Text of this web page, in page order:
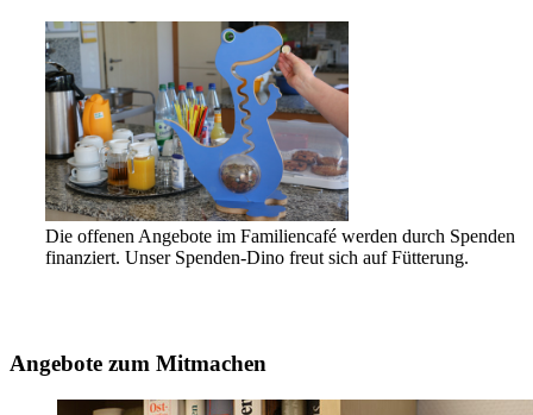
Die offenen Angebote im Familiencafé werden durch Spenden
finanziert. Unser Spenden-Dino freut sich auf Fütterung.
Angebote zum Mitmachen